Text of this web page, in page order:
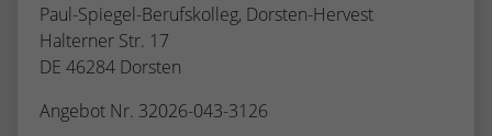
Paul-Spiegel-Berufskolleg, Dorsten-Hervest
Halterner Str. 17
DE 46284 Dorsten
Angebot Nr. 32026-043-3126